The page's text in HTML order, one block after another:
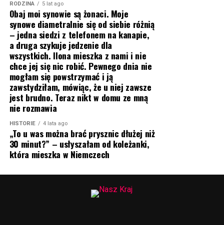
RODZINA 5 lat ago
Obaj moi synowie są żonaci. Moje
synowe diametralnie się od siebie różnią
– jedna siedzi z telefonem na kanapie,
a druga szykuje jedzenie dla
wszystkich. Ilona mieszka z nami i nie
chce jej się nic robić. Pewnego dnia nie
mogłam się powstrzymać i ją
zawstydziłam, mówiąc, że u niej zawsze
jest brudno. Teraz nikt w domu ze mną
nie rozmawia
HISTORIE 4 lata ago
„To u was można brać prysznic dłużej niż
30 minut?” – usłyszałam od koleżanki,
która mieszka w Niemczech